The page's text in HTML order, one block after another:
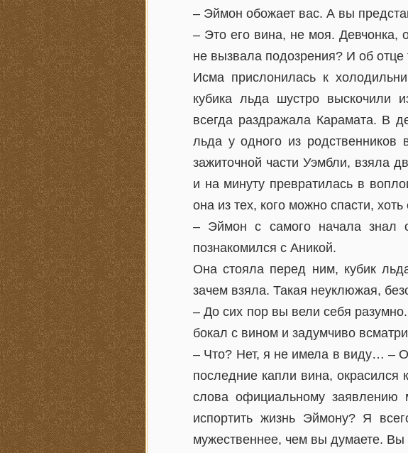
– Эймон обожает вас. А вы
– Это его вина, не моя. Девчонка,
не вызвала подозрения? И об
Исма прислонилась к
кубика льда шустро выскочили
всегда раздражала Карамата. В
льда у одного из
зажиточной части Уэмбли, взяла
и на минуту превратилась в
она из тех, кого можно спасти,
– Эймон с самого начала знал
познакомился с Аникой.
Она стояла перед ним, кубик
зачем взяла. Такая неуклюжая,
– До сих пор вы вели себя
бокал с вином и задумчиво
– Что? Нет, я не имела в виду… –
последние капли вина,
слова официальному заявлению
испортить жизнь Эймону? Я
мужественнее, чем вы думаете. Вы